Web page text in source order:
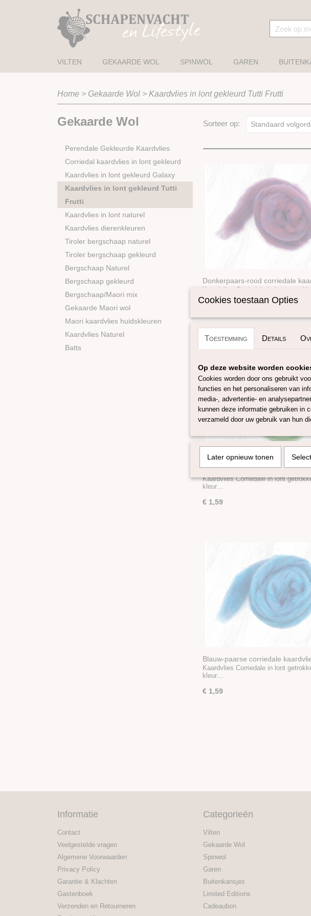
VILTEN GEKAARDE WOL SPINWOL GAREN
Home > Gekaarde Wol > Kaardvlies in lont gekleurd Tutti Frutti
Gekaarde Wol
Perendale Gekleurde Kaardvlies
Corriedal kaardvlies in lont gekleurd
Kaardvlies in lont gekleurd Galaxy
Kaardvlies in lont gekleurd Tutti
Frutti
Kaardvlies in lont naturel
Kaardvlies dierenkleuren
Tiroler bergschaap naturel
Tiroler bergschaap gekleurd
Bergschaap Naturel
Bergschaap gekleurd
Bergschaap/Maori mix
Gekaarde Maori wol
Maori kaardvlies huidskleuren
Kaardvlies Naturel
Batts
Sorteer op:
Donkerpaars-rood corriedale
gemêleerd Forest Fruits
Kaardvlies Corriedale in lont
kleur donker…
Lime-Turquoise corriedale
gemêleerd Lemon Lime
Kaardvlies Corriedale in lont
kleur…
€ 1,59
Blauw-paarse corriedale
gemêleerd Bilberry Pie
Kaardvlies Corriedale in lont
kleur…
€ 1,59
Informatie
Contact
Veelgestelde vragen
Algemene Voorwaarden
Privacy Policy
Garantie & Klachten
Gastenboek
Verzenden en Retourneren
Categorieën
Vilten
Gekaarde Wol
Spinwol
Garen
Buitenkansjes
Limited Editions
Cadeaubon
Cookies toestaan Opties
Toestemming Details
Op deze website worden
Cookies worden door ons gebruikt
functies en het personaliseren van
media-, advertentie- en
kunnen deze informatie gebruiken in
verzameld door uw gebruik van hun
Later opnieuw tonen